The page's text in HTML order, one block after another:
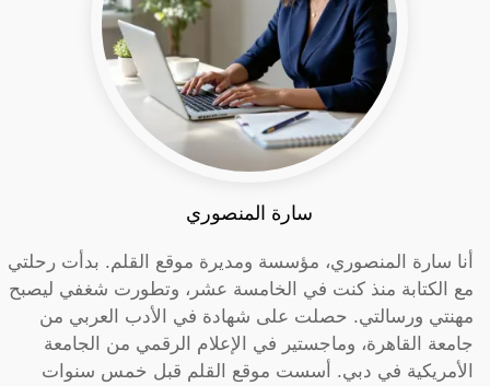
سارة المنصوري
أنا سارة المنصوري، مؤسسة ومديرة موقع القلم. بدأت رحلتي
مع الكتابة منذ كنت في الخامسة عشر، وتطورت شغفي ليصبح
مهنتي ورسالتي. حصلت على شهادة في الأدب العربي من
جامعة القاهرة، وماجستير في الإعلام الرقمي من الجامعة
الأمريكية في دبي. أسست موقع القلم قبل خمس سنوات